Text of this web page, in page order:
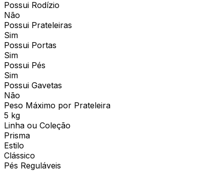
Possui Rodízio
Não
Possui Prateleiras
Sim
Possui Portas
Sim
Possui Pés
Sim
Possui Gavetas
Não
Peso Máximo por Prateleira
5 kg
Linha ou Coleção
Prisma
Estilo
Clássico
Pés Reguláveis